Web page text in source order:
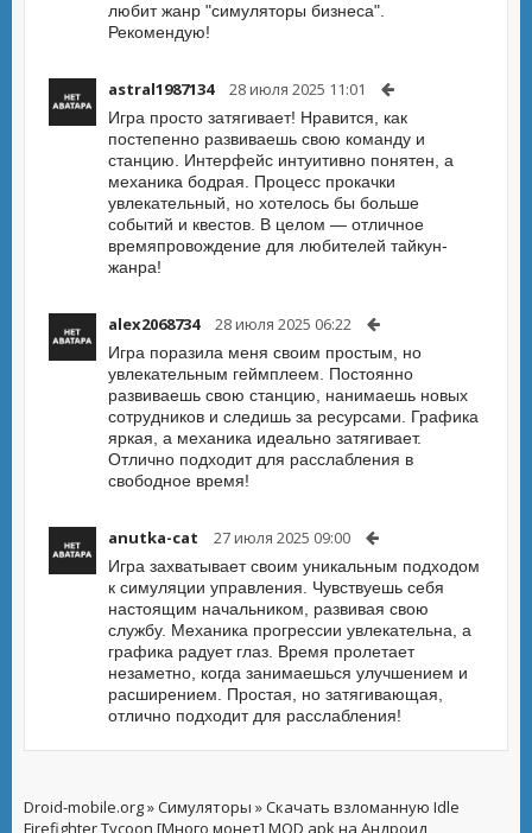
любит жанр "симуляторы бизнеса".
Рекомендую!
astral1987134 28 июля 2025 11:01
Игра просто затягивает! Нравится, как
постепенно развиваешь свою команду и
станцию. Интерфейс интуитивно понятен, а
механика бодрая. Процесс прокачки
увлекательный, но хотелось бы больше
событий и квестов. В целом — отличное
времяпровождение для любителей тайкун-
жанра!
alex2068734 28 июля 2025 06:22
Игра поразила меня своим простым, но
увлекательным геймплеем. Постоянно
развиваешь свою станцию, нанимаешь новых
сотрудников и следишь за ресурсами. Графика
яркая, а механика идеально затягивает.
Отлично подходит для расслабления в
свободное время!
anutka-cat 27 июля 2025 09:00
Игра захватывает своим уникальным подходом
к симуляции управления. Чувствуешь себя
настоящим начальником, развивая свою
службу. Механика прогрессии увлекательна, а
графика радует глаз. Время пролетает
незаметно, когда занимаешься улучшением и
расширением. Простая, но затягивающая,
отлично подходит для расслабления!
Droid-mobile.org»Симуляторы » Скачать взломанную Idle
Firefighter Tycoon [Много монет] MOD apk на Андроид